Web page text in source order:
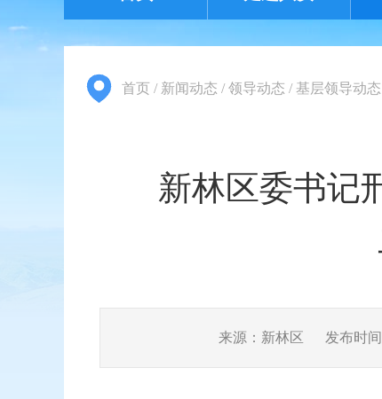
首页 / 新闻动态 /领导动态 / 基层领导动态
新林区委书记
来源：新林区 发布时